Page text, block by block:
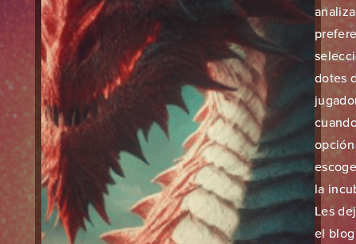
dotes
la
Les
el